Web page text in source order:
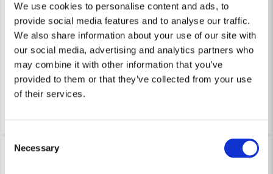
We use cookies to personalise content and ads, to
provide social media features and to analyse our traffic.
We also share information about your use of our site with
our social media, advertising and analytics partners who
may combine it with other information that you’ve
provided to them or that they’ve collected from your use
of their services.
Selection
Necessary
Skicka fråga
FESTOOL
Festool Polerhätta PS STF D150x30 BL (5-P)
871,8 kr
677 kr
Leveranstid ifrån leverantör ca
7-10 arbetsdagar
FESTOOL
Festool Polersvamp PS STF
1 429 kr
1 401 kr
Leveranstid ifrån leverantör ca
7-10 arbetsdagar
-6%